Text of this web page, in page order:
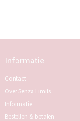
Informatie
Contact
Over Senza Limits
Informatie
Bestellen & betalen